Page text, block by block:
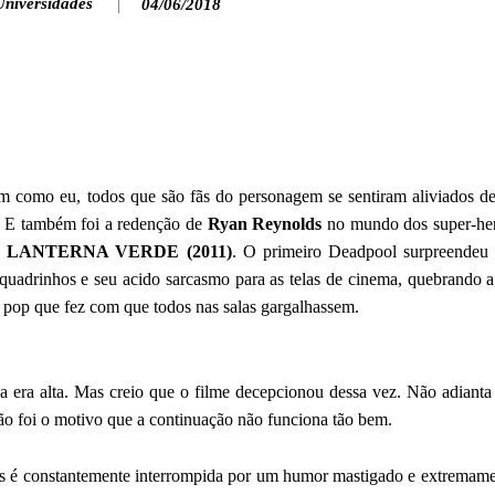
04/06/2018
como eu, todos que são fãs do personagem se sentiram aliviados
E também foi a redenção de Ryan Reynolds no mundo dos super-
LANTERNA VERDE (2011). O primeiro Deadpool
e seu acido sarcasmo para as telas de cinema, quebrando
que fez com que todos nas salas gargalhassem.
era alta. Mas creio que o filme decepcionou dessa vez. Não
foi o motivo que a continuação não funciona tão bem.
constantemente interrompida por um humor mastigado e